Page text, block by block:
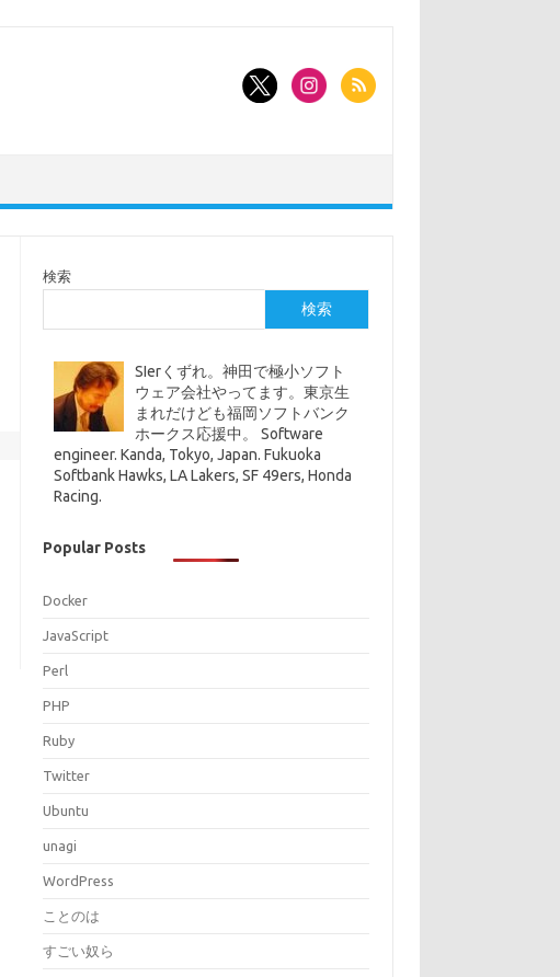
検索
検索
SIerくずれ。神田で極小ソフト
ウェア会社やってます。東京生
まれだけども福岡ソフトバンク
ホークス応援中。 Software
engineer. Kanda, Tokyo, Japan. Fukuoka
Softbank Hawks, LA Lakers, SF 49ers, Honda
Racing.
Popular Posts
Docker
JavaScript
Perl
PHP
Ruby
Twitter
Ubuntu
unagi
WordPress
ことのは
すごい奴ら